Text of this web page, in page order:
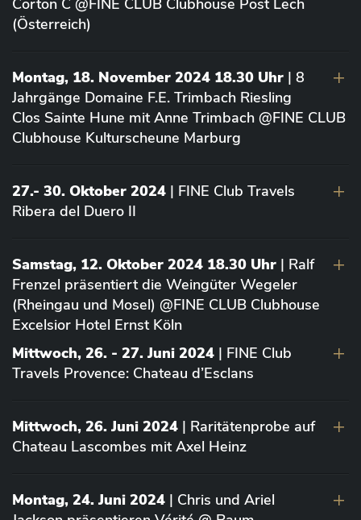
Corton C @FINE CLUB Clubhouse Post Lech
(Österreich)
Montag, 18. November 2024 18.30 Uhr | 8
Jahrgänge Domaine F.E. Trimbach Riesling
Clos Sainte Hune mit Anne Trimbach @FINE CLUB
Clubhouse Kulturscheune Marburg
27.- 30. Oktober 2024 | FINE Club Travels
Ribera del Duero II
Samstag, 12. Oktober 2024 18.30 Uhr | Ralf
Frenzel präsentiert die Weingüter Wegeler
(Rheingau und Mosel) @FINE CLUB Clubhouse
Excelsior Hotel Ernst Köln
Mittwoch, 26. - 27. Juni 2024 | FINE Club
Travels Provence: Chateau d’Esclans
Mittwoch, 26. Juni 2024 | Raritätenprobe auf
Chateau Lascombes mit Axel Heinz
Montag, 24. Juni 2024 | Chris und Ariel